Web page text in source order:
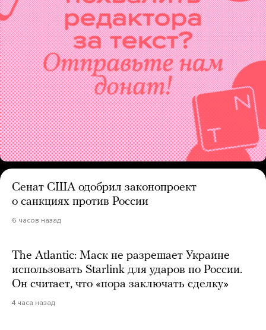
Сенат США одобрил законопроект
о санкциях против России
6 часов назад
The Atlantic: Маск не разрешает Украине
использовать Starlink для ударов по России.
Он считает, что «пора заключать сделку»
4 часа назад